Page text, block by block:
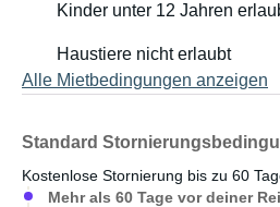
Kinder unter 12 Jahren
Haustiere nicht erlaubt
Alle Mietbedingungen anzeigen
Standard
Kostenlose Stornierung bis zu 60
Mehr als 60 Tage vor deiner